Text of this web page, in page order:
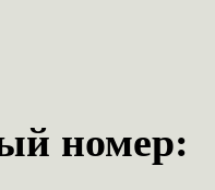
номер: